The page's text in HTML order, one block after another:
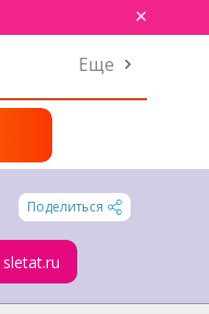
×
Еще
Поделиться
sletat.ru